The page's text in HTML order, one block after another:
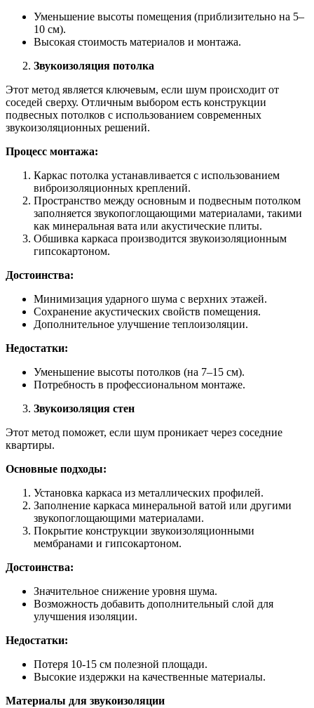
Уменьшение высоты помещения (приблизительно на 5–
10 см).
Высокая стоимость материалов и монтажа.
Звукоизоляция потолка
Этот метод является ключевым, если шум происходит от
соседей сверху. Отличным выбором есть конструкции
подвесных потолков с использованием современных
звукоизоляционных решений.
Процесс монтажа:
Каркас потолка устанавливается с использованием
виброизоляционных креплений.
Пространство между основным и подвесным потолком
заполняется звукопоглощающими материалами, такими
как минеральная вата или акустические плиты.
Обшивка каркаса производится звукоизоляционным
гипсокартоном.
Достоинства:
Минимизация ударного шума с верхних этажей.
Сохранение акустических свойств помещения.
Дополнительное улучшение теплоизоляции.
Недостатки:
Уменьшение высоты потолков (на 7–15 см).
Потребность в профессиональном монтаже.
Звукоизоляция стен
Этот метод поможет, если шум проникает через соседние
квартиры.
Основные подходы:
Установка каркаса из металлических профилей.
Заполнение каркаса минеральной ватой или другими
звукопоглощающими материалами.
Покрытие конструкции звукоизоляционными
мембранами и гипсокартоном.
Достоинства:
Значительное снижение уровня шума.
Возможность добавить дополнительный слой для
улучшения изоляции.
Недостатки:
Потеря 10-15 см полезной площади.
Высокие издержки на качественные материалы.
Материалы для звукоизоляции